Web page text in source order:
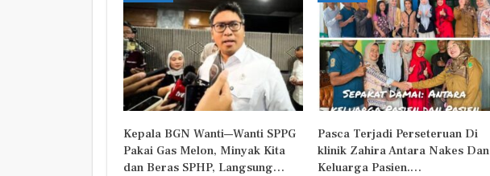
Kepala BGN Wanti—Wanti SPPG
Pakai Gas Melon, Minyak Kita
dan Beras SPHP, Langsung…
Pasca Terjadi Perseteruan Di
klinik Zahira Antara Nakes Dan
Keluarga Pasien.…